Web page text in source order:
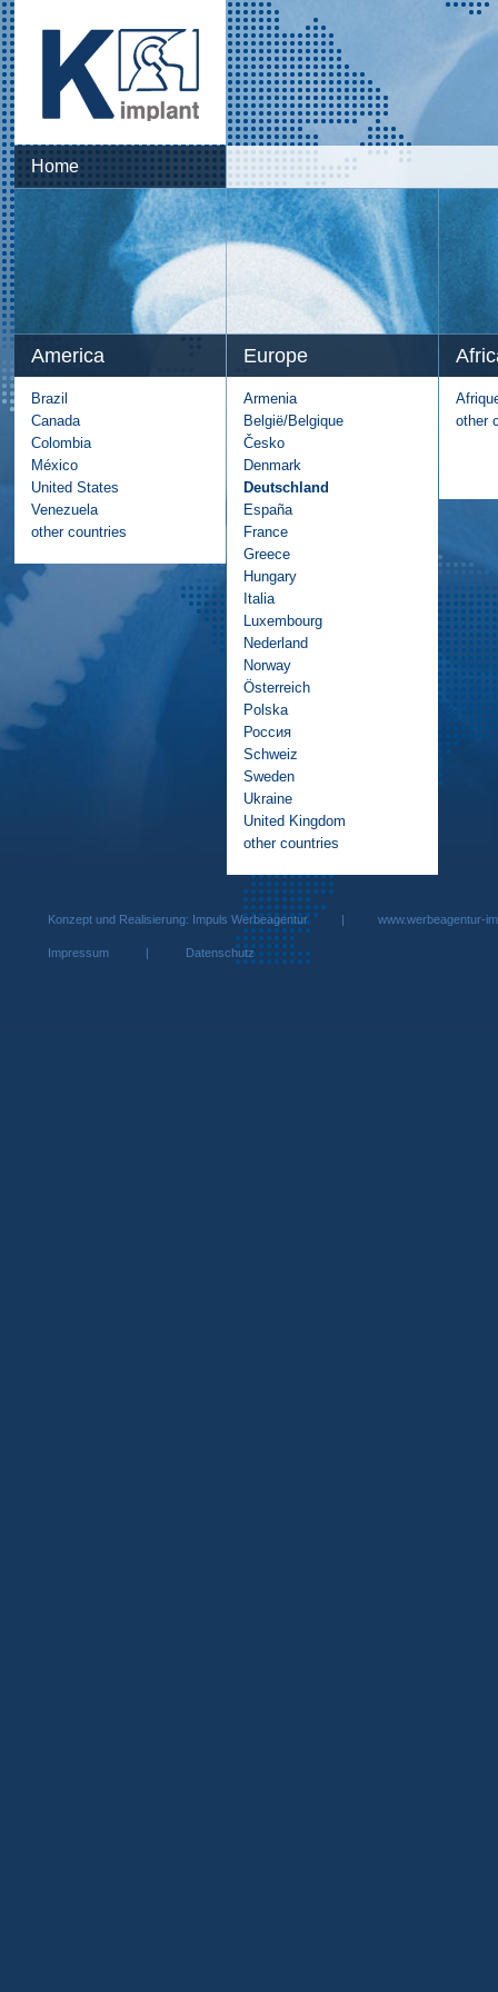
Home
America
Brazil
Canada
Colombia
México
United States
Venezuela
other countries
Europe
Armenia
België/Belgique
Česko
Denmark
Deutschland
España
France
Greece
Hungary
Italia
Luxembourg
Nederland
Norway
Österreich
Polska
Россия
Schweiz
Sweden
Ukraine
United Kingdom
other countries
other
Konzept und Realisierung: Impuls Werbeagentur | www.werbeagentur-
Impressum| Datenschutz